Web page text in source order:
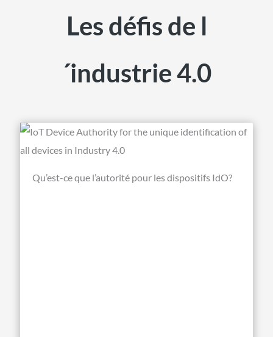
Les défis de l
´industrie 4.0
Qu’est-ce que l’autorité pour les dispositifs IdO?